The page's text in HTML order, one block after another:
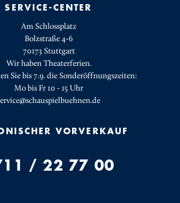
SERVICE-CENTER
Am Schlossplatz
Bolzstraße 4-6
70173 Stuttgart
Wir haben Theaterferien.
Sie bis 7.9. die Sonderöffnungszeiten:
Mo bis Fr 10 - 15 Uhr
VORVERKAUF
/ 22 77 00